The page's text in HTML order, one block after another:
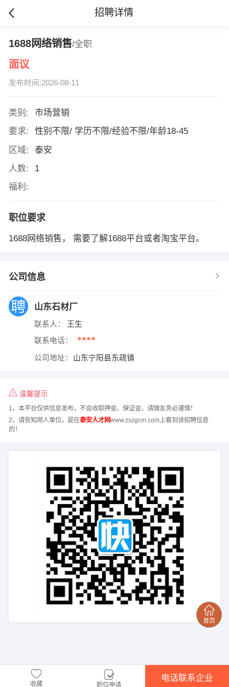
招聘详情
1688网络销售/全职
面议
发布时间:2026-08-11
类别:
市场营销
要求:
性别不限/ 学历不限/经验不限/年龄18-45
区域:
泰安
人数:
1
福利:
职位要求
1688网络销售， 需要了解1688平台或者淘宝平台。
公司信息
山东石材厂
联系人： 王生
联系电话： ****
公司地址： 山东宁阳县东疏镇
温馨提示
1、本平台仅供信息发布，不会收取押金、保证金，请微友务必谨慎！
2、请告知用人单位，是在泰安人才网www.zszgcm.com上看到该招聘信息
的！
收藏 职位申请
电话联系企业